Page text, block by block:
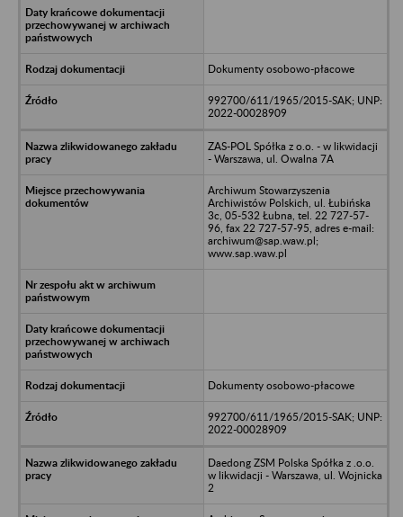
Dokumenty osobowo-płacowe
992700/611/1965/2015-SAK; UNP:
2022-00028909
ZAS-POL Spółka z o.o. - w likwidacji
- Warszawa, ul. Owalna 7A
Archiwum Stowarzyszenia
Archiwistów Polskich, ul. Łubińska
3c, 05-532 Łubna, tel. 22 727-57-
96, fax 22 727-57-95, adres e-mail:
archiwum@sap.waw.pl;
www.sap.waw.pl
Dokumenty osobowo-płacowe
992700/611/1965/2015-SAK; UNP:
2022-00028909
Daedong ZSM Polska Spółka z .o.o.
w likwidacji - Warszawa, ul. Wojnicka
2